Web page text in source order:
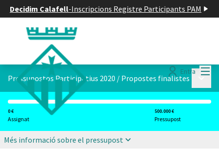
Decidim Calafell-Inscripcions Registre Participants PAM
Entra
Pressupostos Participatius 2020 / Propostes finalistes
0 €
Assignat
500.000 €
Pressupost
Més informació sobre el pressupost